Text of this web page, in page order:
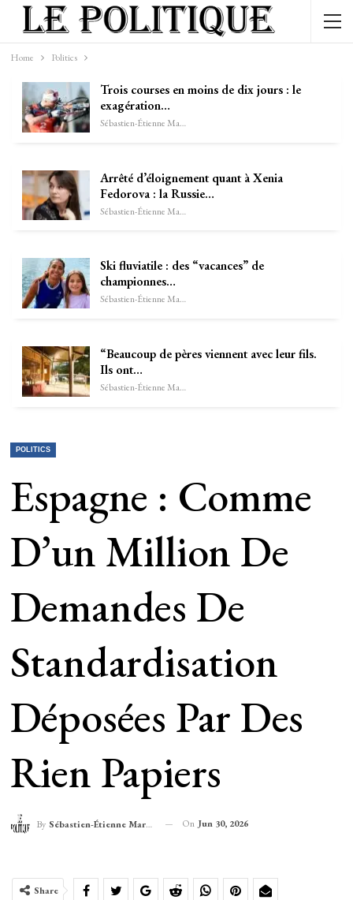
Home Politics
Trois courses en moins de dix jours : le
exagération…
Sébastien-Étienne Marechal
Arrêté d’éloignement quant à Xenia
Fedorova : la Russie…
Sébastien-Étienne Marechal
Ski fluviatile : des “vacances” de
championnes…
Sébastien-Étienne Marechal
“Beaucoup de pères viennent avec leur fils.
Ils ont…
Sébastien-Étienne Marechal
POLITICS
Espagne : Comme
D’un Million De
Demandes De
Standardisation
Déposées Par Des
Rien Papiers
By Sébastien-Étienne Marechal On Jun 30, 2026
Share